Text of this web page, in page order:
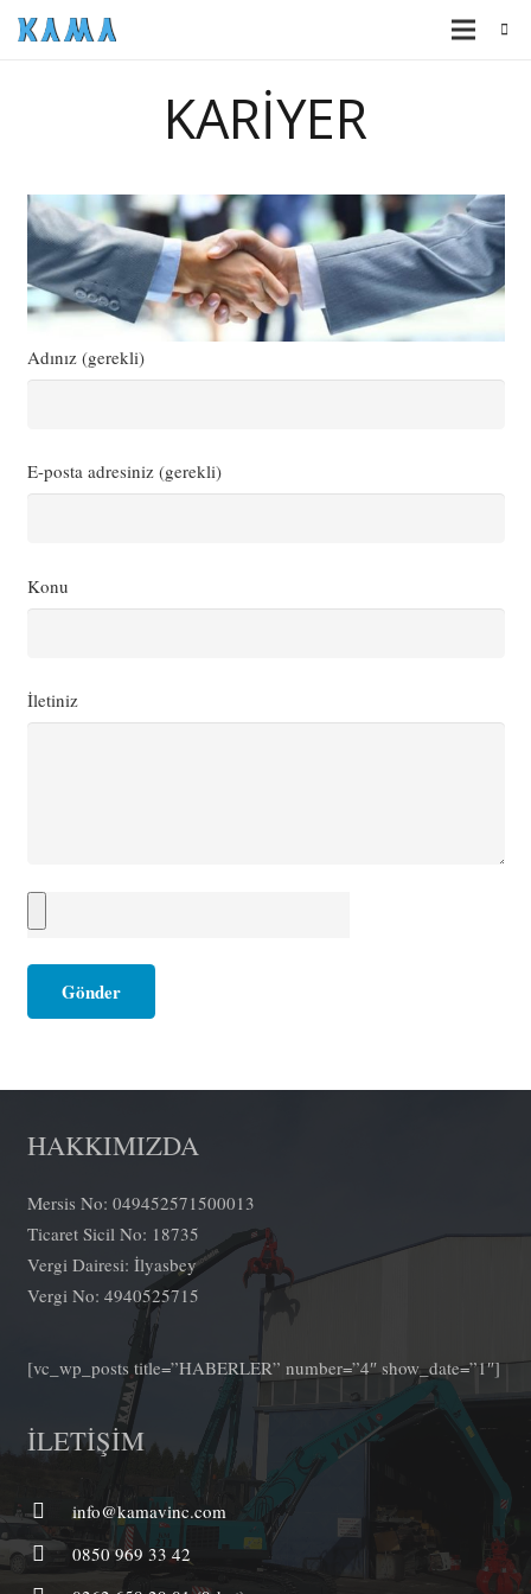
KARİYER
Adınız (gerekli)
E-posta adresiniz (gerekli)
Konu
İletiniz
HAKKIMIZDA
Mersis No: 049452571500013
Ticaret Sicil No: 18735
Vergi Dairesi: İlyasbey
Vergi No: 4940525715
[vc_wp_posts title=”HABERLER” number=”4″ show_date=”1″]
İLETİŞİM
info@kamavinc.com
0850 969 33 42